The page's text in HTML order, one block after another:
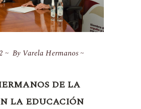
By Varela Hermanos
DE LA
LA EDUCACIÓN